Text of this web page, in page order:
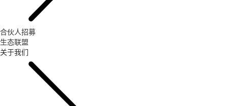
合伙人招募
生态联盟
关于我们